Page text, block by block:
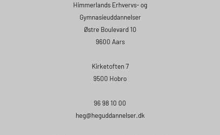
Himmerlands Erhvervs- og
Gymnasieuddannelser
Østre Boulevard 10
9600 Aars
Kirketoften 7
9500 Hobro
96 98 10 00
heg@heguddannelser.dk